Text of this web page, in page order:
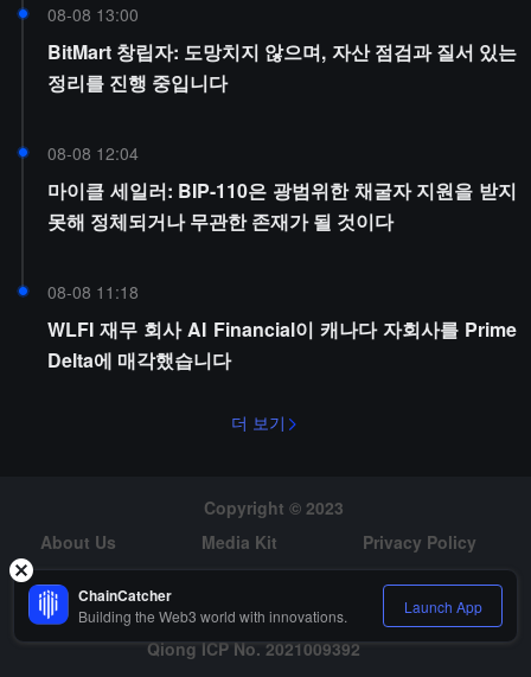
08-08 13:00
BitMart 창립자: 도망치지 않으며, 자산 점검과 질서 있는
정리를 진행 중입니다
08-08 12:04
마이클 세일러: BIP-110은 광범위한 채굴자 지원을 받지
못해 정체되거나 무관한 존재가 될 것이다
08-08 11:18
WLFI 재무 회사 AI Financial이 캐나다 자회사를 Prime
Delta에 매각했습니다
더 보기
Copyright © 2023
About Us
Media Kit
Privacy Policy
Risk Warning
Hiring
Qiong ICP No. 2021009392
ChainCatcher
Building the Web3 world with innovations. Launch App